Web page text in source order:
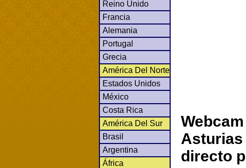
Reino Unido
Francia
Alemania
Portugal
Grecia
América Del Norte
Estados Unidos
México
Costa Rica
América Del Sur
Brasil
Argentina
África
Asturias
directo